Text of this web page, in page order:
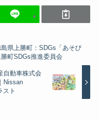
島県上勝町：SDGs「あそび
町SDGs推進委員会
自動車株式会
Nissan
スト